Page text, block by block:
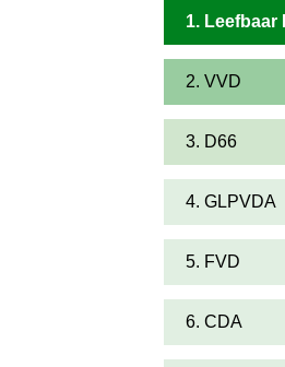
1. Leefbaar
2. VVD
3. D66
4. GLPVDA
5. FVD
6. CDA